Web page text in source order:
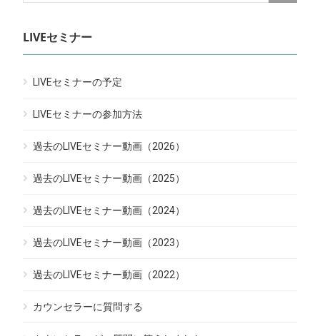
LIVEセミナー
LIVEセミナーの予定
LIVEセミナーの参加方法
過去のLIVEセミナー動画（2026）
過去のLIVEセミナー動画（2025）
過去のLIVEセミナー動画（2024）
過去のLIVEセミナー動画（2023）
過去のLIVEセミナー動画（2022）
カウンセラーに質問する